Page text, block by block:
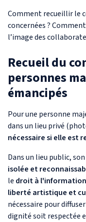
Comment recueillir le
concernées ?
l’image des
Recueil du
personnes
émancipés
Pour une personne
dans un lieu privé
nécessaire si elle est
Dans un lieu public,
isolée et
le droit à l'information
liberté artistique et
nécessaire pour
dignité soit respectée